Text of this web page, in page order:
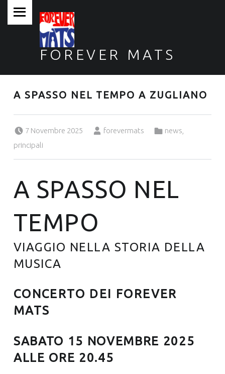
FOREVER MATS
A SPASSO NEL TEMPO A ZUGLIANO
7 Novembre 2025 forevermats news
principali
A SPASSO NEL
TEMPO
VIAGGIO NELLA STORIA DELLA
MUSICA
CONCERTO DEI FOREVER
MATS
SABATO 15 NOVEMBRE 2025
ALLE ORE 20.45